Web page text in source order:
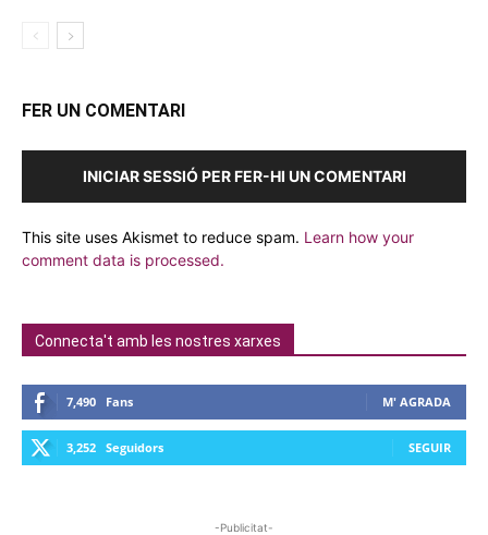
FER UN COMENTARI
INICIAR SESSIÓ PER FER-HI UN COMENTARI
This site uses Akismet to reduce spam. Learn how your
comment data is processed.
Connecta't amb les nostres xarxes
7,490 Fans M' AGRADA
3,252 Seguidors SEGUIR
-Publicitat-